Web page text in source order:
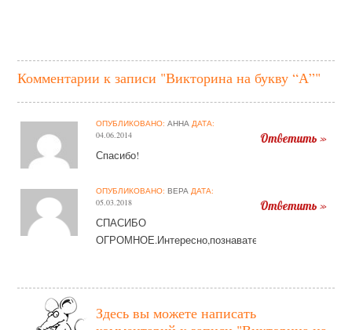
Комментарии к записи "Викторина на букву “А”"
ОПУБЛИКОВАНО: АННА ДАТА:
04.06.2014
Спасибо!
Ответить »
ОПУБЛИКОВАНО: ВЕРА ДАТА:
05.03.2018
СПАСИБО
ОГРОМНОЕ.Интересно,познавательно,красочно.
Ответить »
Здесь вы можете написать